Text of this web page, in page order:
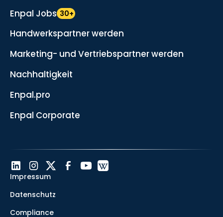
Enpal Jobs 30+
Handwerkspartner werden
Marketing- und Vertriebspartner werden
Nachhaltigkeit
Enpal.pro
Enpal Corporate
Impressum
Datenschutz
Compliance